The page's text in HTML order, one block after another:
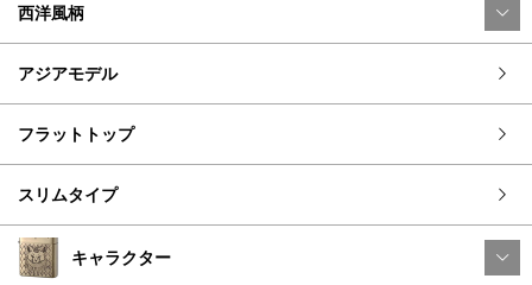
西洋風柄
アジアモデル
フラットトップ
スリムタイプ
キャラクター